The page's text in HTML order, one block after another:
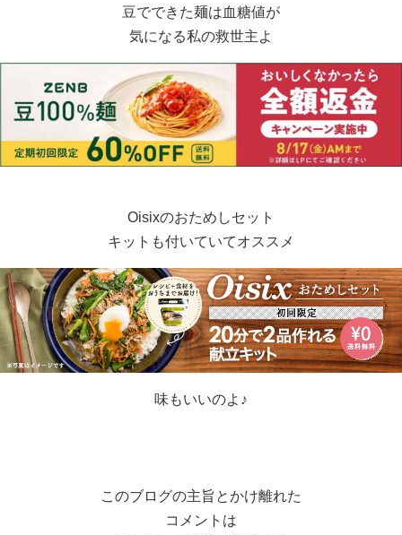
豆でできた麺は血糖値が
気になる私の救世主よ
Oisixのおためしセット
キットも付いていてオススメ
味もいいのよ♪
このブログの主旨とかけ離れた
コメントは